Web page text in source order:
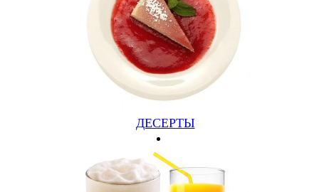
ДЕСЕРТЫ